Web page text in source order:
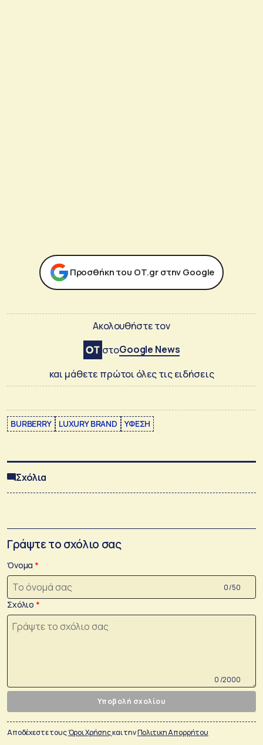
Προσθήκη του ΟΤ.gr στην Google
Ακολουθήστε τον
στοGoogle News
και μάθετε πρώτοι όλες τις ειδήσεις
BURBERRY LUXURY BRAND ΥΦΕΣΗ
Σχόλια
Γράψτε το σχόλιο σας
Όνομα
0 /50
Σχόλιο
0 /2000
Υποβολή σχολίου
Αποδέχεστε τουςΌροι Χρήσηςκαι τηνΠολιτικη Απορρήτου